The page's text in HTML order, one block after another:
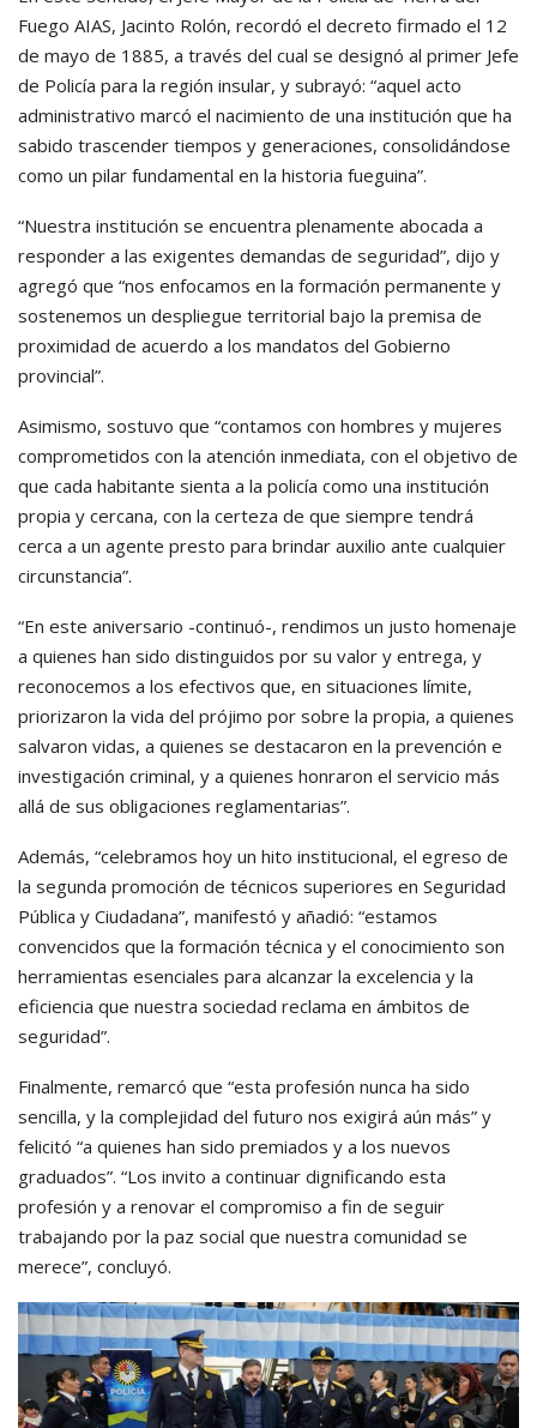
Fuego AIAS, Jacinto Rolón, recordó el decreto firmado el 12
de mayo de 1885, a través del cual se designó al primer Jefe
de Policía para la región insular, y subrayó: “aquel acto
administrativo marcó el nacimiento de una institución que ha
sabido trascender tiempos y generaciones, consolidándose
como un pilar fundamental en la historia fueguina”.
“Nuestra institución se encuentra plenamente abocada a
responder a las exigentes demandas de seguridad”, dijo y
agregó que “nos enfocamos en la formación permanente y
sostenemos un despliegue territorial bajo la premisa de
proximidad de acuerdo a los mandatos del Gobierno
provincial”.
Asimismo, sostuvo que “contamos con hombres y mujeres
comprometidos con la atención inmediata, con el objetivo de
que cada habitante sienta a la policía como una institución
propia y cercana, con la certeza de que siempre tendrá
cerca a un agente presto para brindar auxilio ante cualquier
circunstancia”.
“En este aniversario -continuó-, rendimos un justo homenaje
a quienes han sido distinguidos por su valor y entrega, y
reconocemos a los efectivos que, en situaciones límite,
priorizaron la vida del prójimo por sobre la propia, a quienes
salvaron vidas, a quienes se destacaron en la prevención e
investigación criminal, y a quienes honraron el servicio más
allá de sus obligaciones reglamentarias”.
Además, “celebramos hoy un hito institucional, el egreso de
la segunda promoción de técnicos superiores en Seguridad
Pública y Ciudadana”, manifestó y añadió: “estamos
convencidos que la formación técnica y el conocimiento son
herramientas esenciales para alcanzar la excelencia y la
eficiencia que nuestra sociedad reclama en ámbitos de
seguridad”.
Finalmente, remarcó que “esta profesión nunca ha sido
sencilla, y la complejidad del futuro nos exigirá aún más” y
felicitó “a quienes han sido premiados y a los nuevos
graduados”. “Los invito a continuar dignificando esta
profesión y a renovar el compromiso a fin de seguir
trabajando por la paz social que nuestra comunidad se
merece”, concluyó.